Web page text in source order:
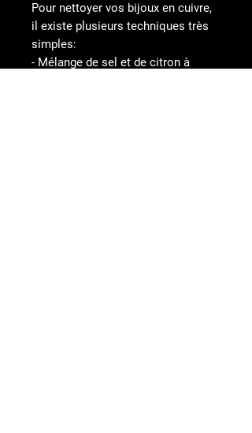
Pour nettoyer vos bijoux en cuivre,
il existe plusieurs techniques très
simples:
- Mélange de sel et de citron à